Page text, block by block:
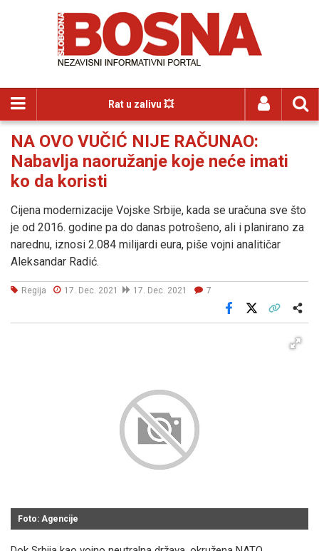
Rat u zalivu 💥
NA OVO VUČIĆ NIJE RAČUNAO:
Nabavlja naoružanje koje neće imati
ko da koristi
Cijena modernizacije Vojske Srbije, kada se uračuna sve što
je od 2016. godine pa do danas potrošeno, ali i planirano za
narednu, iznosi 2.084 milijardi eura, piše vojni analitičar
Aleksandar Radić.
Regija 17. Dec. 2021 17. Dec. 2021 7
Facebook
Foto: Agencije